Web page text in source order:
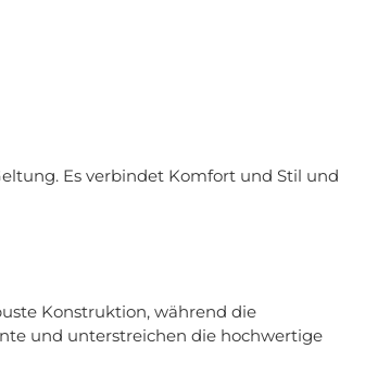
Es verbindet Komfort und Stil und
Konstruktion, während die
und unterstreichen die hochwertige